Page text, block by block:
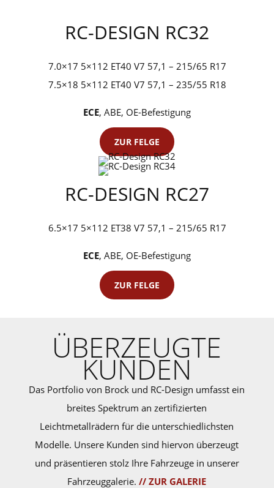
RC-DESIGN RC32
7.0×17 5×112 ET40 V7 57,1 – 215/65 R17
7.5×18 5×112 ET40 V7 57,1 – 235/55 R18
ECE, ABE, OE-Befestigung
ZUR FELGE
RC-DESIGN RC27
6.5×17 5×112 ET38 V7 57,1 – 215/65 R17
ECE, ABE, OE-Befestigung
ZUR FELGE
ÜBERZEUGTE
KUNDEN
Das Portfolio von Brock und RC-Design umfasst ein
breites Spektrum an zertifizierten
Leichtmetallrädern für die unterschiedlichsten
Modelle. Unsere Kunden sind hiervon überzeugt
und präsentieren stolz Ihre Fahrzeuge in unserer
Fahrzeuggalerie.// ZUR GALERIE